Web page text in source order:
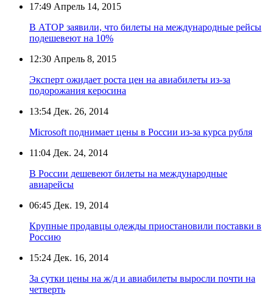
17:49 Апрель 14, 2015
В АТОР заявили, что билеты на международные рейсы
подешевеют на 10%
12:30 Апрель 8, 2015
Эксперт ожидает роста цен на авиабилеты из-за
подорожания керосина
13:54 Дек. 26, 2014
Microsoft поднимает цены в России из-за курса рубля
11:04 Дек. 24, 2014
В России дешевеют билеты на международные
авиарейсы
06:45 Дек. 19, 2014
Крупные продавцы одежды приостановили поставки в
Россию
15:24 Дек. 16, 2014
За сутки цены на ж/д и авиабилеты выросли почти на
четверть